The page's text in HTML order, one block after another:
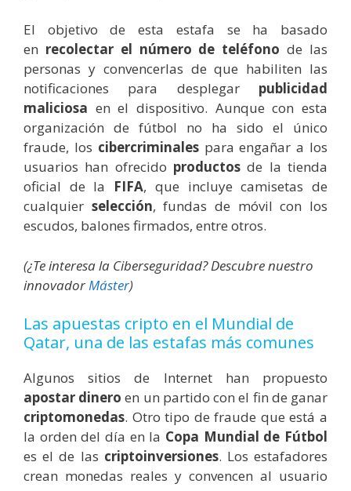
El objetivo de esta estafa se ha basado
en recolectar el número de teléfono de las
personas y convencerlas de que habiliten las
notificaciones para desplegar publicidad
maliciosa en el dispositivo. Aunque con esta
organización de fútbol no ha sido el único
fraude, los cibercriminales para engañar a los
usuarios han ofrecido productosde la tienda
oficial de la FIFA, que incluye camisetas de
cualquier selección, fundas de móvil con los
escudos, balones firmados, entre otros.
(¿Te interesa la Ciberseguridad? Descubre nuestro
innovadorMáster)
Las apuestas cripto en el Mundial de
Qatar, una de las estafas más comunes
Algunos sitios de Internet han propuesto
apostar dinero en un partido con el fin de ganar
criptomonedas. Otro tipo de fraude que está a
la orden del día en la Copa Mundial de Fútbol
es el de las criptoinversiones. Los estafadores
crean monedas reales y convencen al usuario